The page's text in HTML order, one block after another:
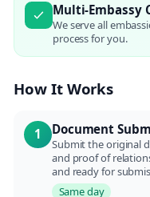
Multi-Embassy
We serve all
process for you.
How It Works
1 Document
Submit the original
and proof of
and ready for
Same day